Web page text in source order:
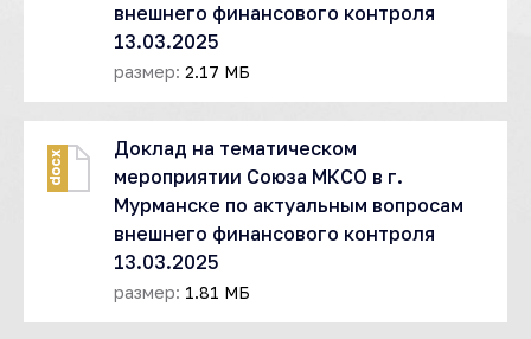
внешнего финансового контроля
13.03.2025
размер: 2.17 МБ
docx
Доклад на тематическом
мероприятии Союза МКСО в г.
Мурманске по актуальным вопросам
внешнего финансового контроля
13.03.2025
размер: 1.81 МБ